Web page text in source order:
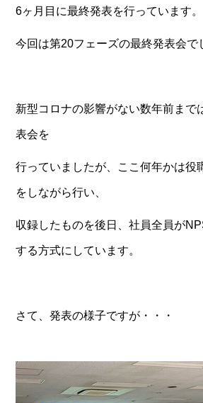
6ヶ月目に最終発表を行っています。
今回は第20フェーズの最終発表会で
新型コロナの影響がない数年前まで
表会を
行っていましたが、ここ何年かは役
をしながら行い、
収録したものを後日、社員全員が
する方式にしています。
さて、発表の様子ですが・・・